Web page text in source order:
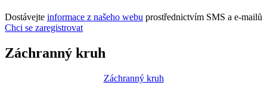
Dostávejte informace z našeho webu prostřednictvím SMS a e-mailů
Chci se zaregistrovat
Záchranný kruh
Záchranný kruh